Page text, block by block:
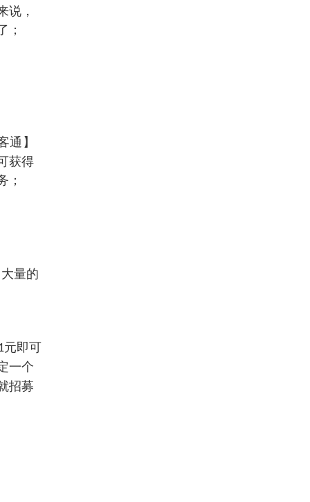
说，
；
通 】
获得
；
量的
元即可
一个
招募